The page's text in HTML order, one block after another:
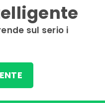
sul serio i